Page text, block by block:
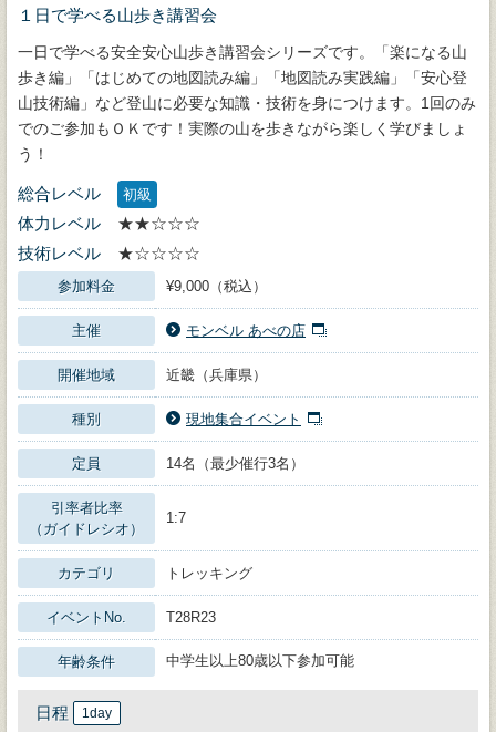
１日で学べる山歩き講習会
一日で学べる安全安心山歩き講習会シリーズです。「楽になる山
歩き編」「はじめての地図読み編」「地図読み実践編」「安心登
山技術編」など登山に必要な知識・技術を身につけます。1回のみ
でのご参加もＯＫです！実際の山を歩きながら楽しく学びましょ
う！
総合レベル 初級
体力レベル
★★☆☆☆
技術レベル
★☆☆☆☆
参加料金 ¥9,000（税込）
主催 モンベル あべの店
開催地域 近畿（兵庫県）
種別 現地集合イベント
定員 14名（最少催行3名）
引率者比率
（ガイドレシオ）
1:7
カテゴリ トレッキング
イベントNo. T28R23
年齢条件 中学生以上80歳以下参加可能
日程 1day